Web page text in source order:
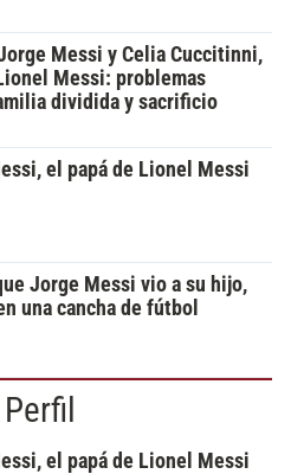
Messi y Celia Cuccitinni,
Messi: problemas
dividida y sacrificio
el papá de Lionel Messi
Jorge Messi vio a su hijo,
una cancha de fútbol
el papá de Lionel Messi